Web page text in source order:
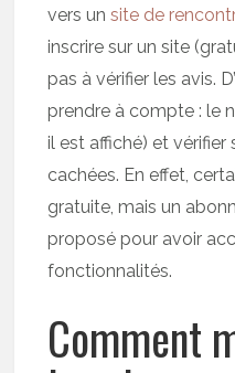
vers unsite de
inscrire sur un site
pas à vérifier les avis.
prendre à compte : le
il est affiché) et vérifier
cachées. En effet,
gratuite, mais un
proposé pour avoir
fonctionnalités.
Comment